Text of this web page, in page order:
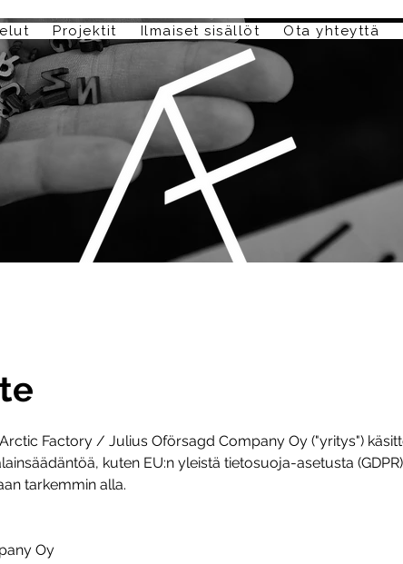
Projektit Ilmaiset sisällöt Ota yhteyttä
Factory / Julius Oförsagd Company Oy ("yritys")
kuten EU:n yleistä tietosuoja-asetusta
tarkemmin alla.
Oy